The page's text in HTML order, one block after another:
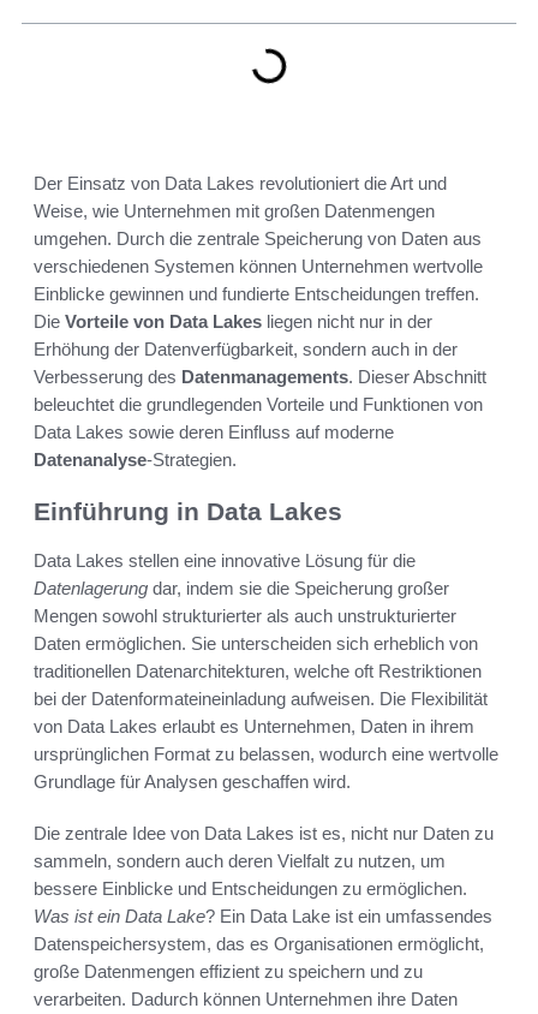
Der Einsatz von Data Lakes revolutioniert die Art und
Weise, wie Unternehmen mit großen Datenmengen
umgehen. Durch die zentrale Speicherung von Daten aus
verschiedenen Systemen können Unternehmen wertvolle
Einblicke gewinnen und fundierte Entscheidungen treffen.
Die Vorteile von Data Lakes liegen nicht nur in der
Erhöhung der Datenverfügbarkeit, sondern auch in der
Verbesserung des Datenmanagements. Dieser Abschnitt
beleuchtet die grundlegenden Vorteile und Funktionen von
Data Lakes sowie deren Einfluss auf moderne
Datenanalyse-Strategien.
Einführung in Data Lakes
Data Lakes stellen eine innovative Lösung für die
Datenlagerung dar, indem sie die Speicherung großer
Mengen sowohl strukturierter als auch unstrukturierter
Daten ermöglichen. Sie unterscheiden sich erheblich von
traditionellen Datenarchitekturen, welche oft Restriktionen
bei der Datenformateineinladung aufweisen. Die Flexibilität
von Data Lakes erlaubt es Unternehmen, Daten in ihrem
ursprünglichen Format zu belassen, wodurch eine wertvolle
Grundlage für Analysen geschaffen wird.
Die zentrale Idee von Data Lakes ist es, nicht nur Daten zu
sammeln, sondern auch deren Vielfalt zu nutzen, um
bessere Einblicke und Entscheidungen zu ermöglichen.
Was ist ein Data Lake? Ein Data Lake ist ein umfassendes
Datenspeichersystem, das es Organisationen ermöglicht,
große Datenmengen effizient zu speichern und zu
verarbeiten. Dadurch können Unternehmen ihre Daten